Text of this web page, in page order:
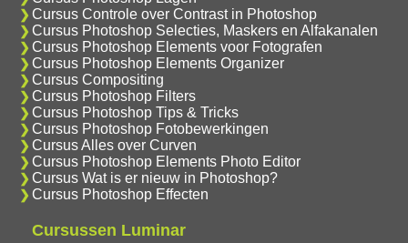
Cursus Controle over Contrast in Photoshop
Cursus Photoshop Selecties, Maskers en Alfakanalen
Cursus Photoshop Elements voor Fotografen
Cursus Photoshop Elements Organizer
Cursus Compositing
Cursus Photoshop Filters
Cursus Photoshop Tips & Tricks
Cursus Photoshop Fotobewerkingen
Cursus Alles over Curven
Cursus Photoshop Elements Photo Editor
Cursus Wat is er nieuw in Photoshop?
Cursus Photoshop Effecten
Cursussen Luminar